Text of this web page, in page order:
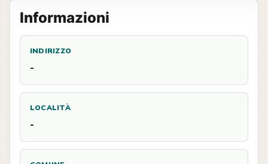
Informazioni
INDIRIZZO
-
LOCALITÀ
-